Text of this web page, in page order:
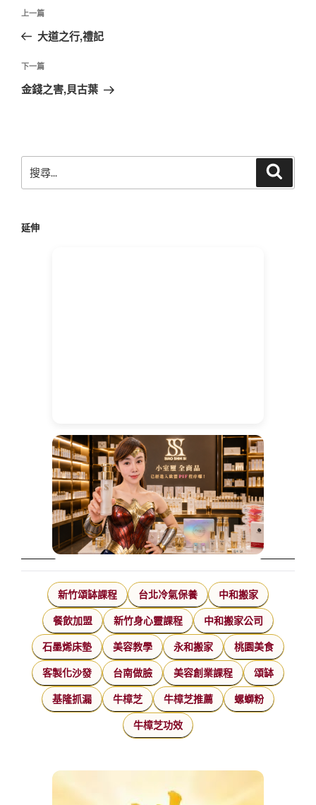
文
導
覽
上
一
文
章
上一篇
大道之行,禮記
下
一
下一篇
金錢之害,貝古葉
尋
字:
延伸
新竹頌缽課程 台北冷氣保養 中和搬家
餐飲加盟 新竹身心靈課程 中和搬家公司
石墨烯床墊 美容教學 永和搬家 桃園美食
客製化沙發 台南做臉 美容創業課程 頌缽
基隆抓漏 牛樟芝 牛樟芝推薦 螺螄粉
牛樟芝功效